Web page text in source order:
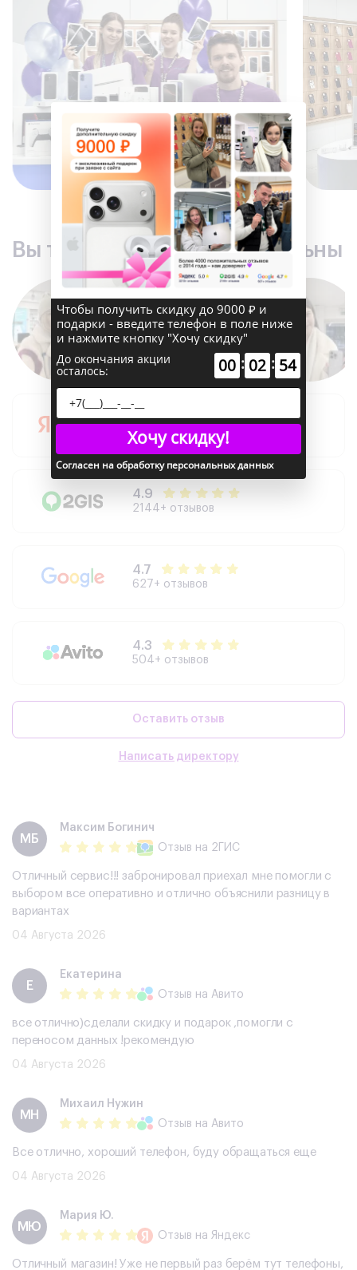
Вы точно останетесь довольны
5.0
3210+ отзывов
4.9
2144+ отзывов
4.7
627+ отзывов
4.3
504+ отзывов
Оставить отзыв
Написать директору
МБ
Максим Богинич
Отзыв на 2ГИС
Отличный сервис!!! забронировал приехал мне помогли с
выбором все оперативно и отлично объяснили разницу в
вариантах
04 Августа 2026
Е
Екатерина
Отзыв на Авито
все отлично)сделали скидку и подарок ,помогли с
переносом данных !рекомендую
04 Августа 2026
МН
Михаил Нужин
Отзыв на Авито
Все отлично, хороший телефон, буду обращаться еще
04 Августа 2026
МЮ
Мария Ю.
Отзыв на Яндекс
Отличный магазин! Уже не первый раз берём тут телефоны,
×
Чтобы получить скидку до 9000 ₽ и
подарки - введите телефон в поле ниже
и нажмите кнопку "Хочу скидку"
До окончания акции
осталось: 00 : 02 : 54
Хочу скидку!
Согласен на обработку персональных данных